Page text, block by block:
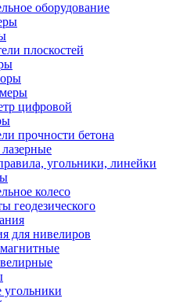
оборудование
плоскостей
цифровой
прочности бетона
угольники, линейки
колесо
геодезического
для нивелиров
угольники